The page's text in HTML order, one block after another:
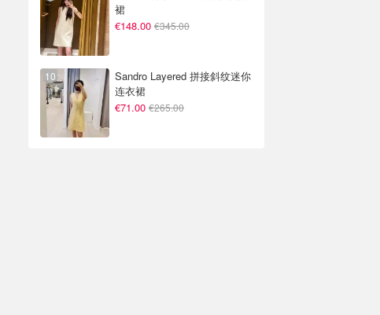
裙
€148.00 €345.00
Sandro Layered 拼接斜纹迷你
连衣裙
€71.00 €265.00